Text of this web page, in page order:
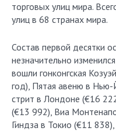
торговых улиц мира.
улиц в 68 странах мира.
Состав первой десятки
незначительно
вошли гонконгская
год), Пятая авеню в
стрит в Лондоне (€16
(€13 992), Виа
Гиндза в Токио (€11